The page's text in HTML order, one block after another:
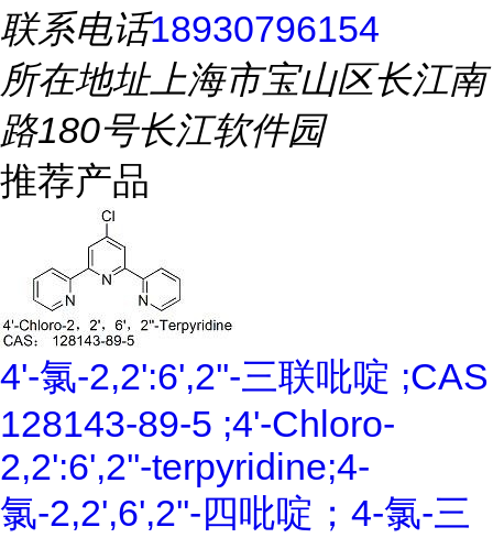
联系电话18930796154
所在地址上海市宝山区长江南
路180号长江软件园
推荐产品
4'-氯-2,2':6',2''-三联吡啶 ;CAS
128143-89-5 ;4'-Chloro-
2,2':6',2''-terpyridine;4-
氯-2,2',6',2''-四吡啶；4-氯-三